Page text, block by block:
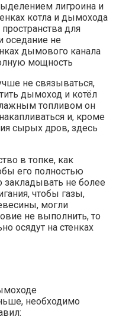
лигроина и
котла и дымохода
для
оседание не
дымового канала
мощность
не связываться,
дымоход и котёл
топливом он
и, кроме
сырых дров, здесь
в топке, как
его полностью
не более
чтобы газы,
могли
не выполнить, то
осядут на стенках
необходимо